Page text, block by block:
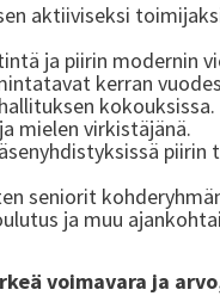
aktiiviseksi
ja piirin modernin
kerran
kokouksissa.
mielen virkistäjänä.
piirin
seniorit
ja muu
voimavara ja